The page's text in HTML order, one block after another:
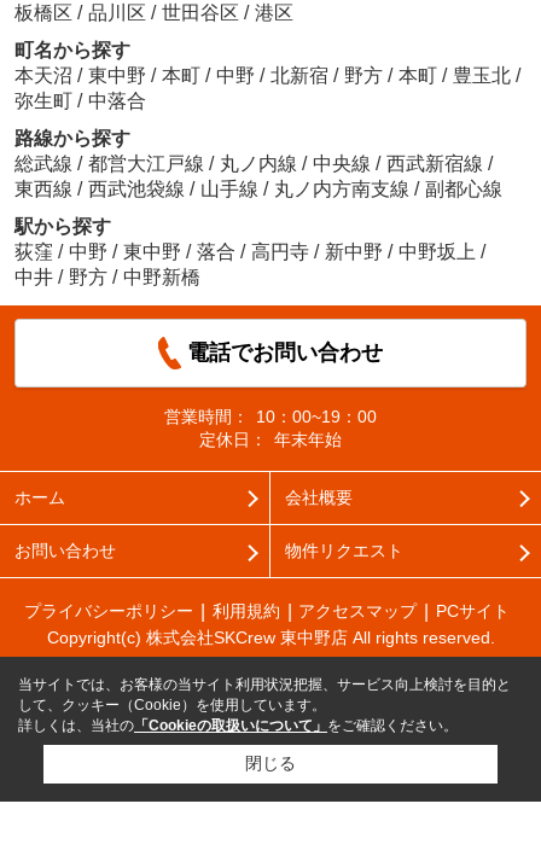
板橋区 / 品川区 / 世田谷区 / 港区
町名から探す
本天沼 / 東中野 / 本町 / 中野 / 北新宿 / 野方 / 本町 / 豊玉北 /
弥生町 / 中落合
路線から探す
総武線 / 都営大江戸線 / 丸ノ内線 / 中央線 / 西武新宿線 /
東西線 / 西武池袋線 / 山手線 / 丸ノ内方南支線 / 副都心線
駅から探す
荻窪 / 中野 / 東中野 / 落合 / 高円寺 / 新中野 / 中野坂上 /
中井 / 野方 / 中野新橋
電話でお問い合わせ
営業時間：
10：00~19：00
定休日：
年末年始
ホーム 会社概要
お問い合わせ 物件リクエスト
プライバシーポリシー 利用規約 アクセスマップ
PCサイト
Copyright(c) 株式会社SKCrew 東中野店 All rights reserved.
当サイトでは、お客様の当サイト利用状況把握、サービス向上検討を目的と
して、クッキー（Cookie）を使用しています。
詳しくは、当社の 「Cookieの取扱いについて」 をご確認ください。
閉じる